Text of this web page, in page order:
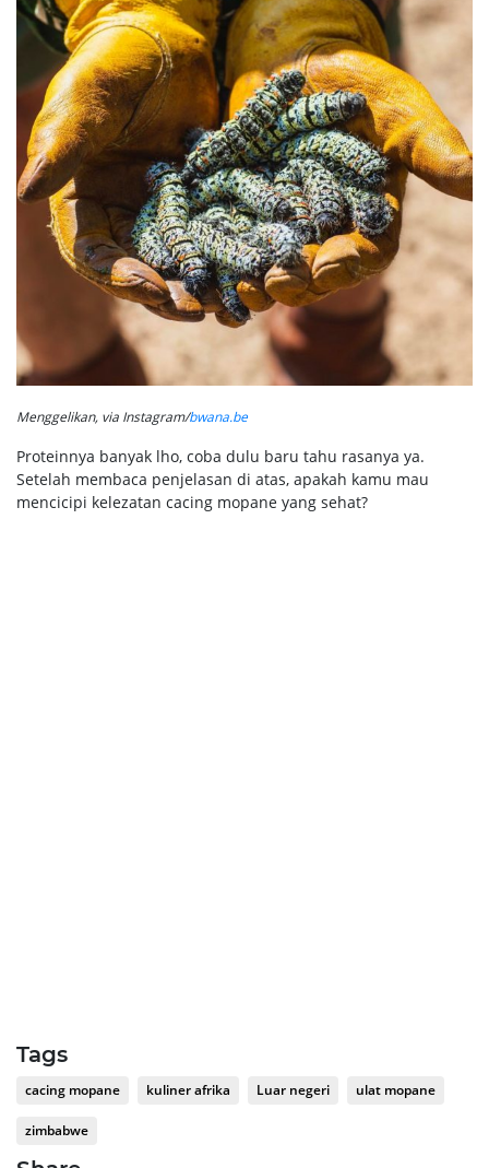
Menggelikan, via Instagram/bwana.be
Proteinnya banyak lho, coba dulu baru tahu rasanya ya.
Setelah membaca penjelasan di atas, apakah kamu mau
mencicipi kelezatan cacing mopane yang sehat?
Tags
cacing mopane kuliner afrika Luar negeri ulat mopane
zimbabwe